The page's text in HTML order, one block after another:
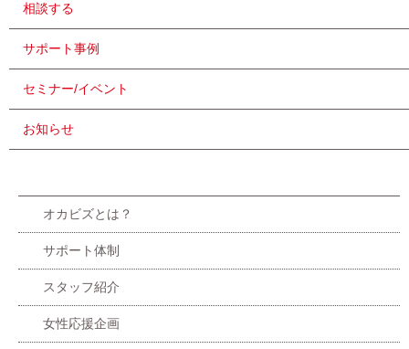
相談する
サポート事例
セミナー/イベント
お知らせ
オカビズとは？
サポート体制
スタッフ紹介
女性応援企画